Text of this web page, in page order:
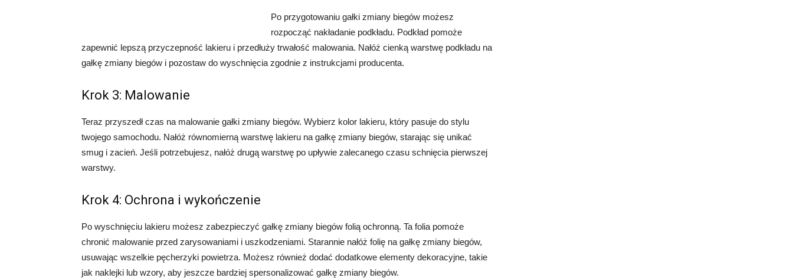
Po przygotowaniu gałki zmiany biegów możesz
rozpocząć nakładanie podkładu. Podkład pomoże
zapewnić lepszą przyczepność lakieru i przedłuży trwałość malowania. Nałóż cienką warstwę podkładu na
gałkę zmiany biegów i pozostaw do wyschnięcia zgodnie z instrukcjami producenta.
Krok 3: Malowanie
Teraz przyszedł czas na malowanie gałki zmiany biegów. Wybierz kolor lakieru, który pasuje do stylu
twojego samochodu. Nałóż równomierną warstwę lakieru na gałkę zmiany biegów, starając się unikać
smug i zacień. Jeśli potrzebujesz, nałóż drugą warstwę po upływie zalecanego czasu schnięcia pierwszej
warstwy.
Krok 4: Ochrona i wykończenie
Po wyschnięciu lakieru możesz zabezpieczyć gałkę zmiany biegów folią ochronną. Ta folia pomoże
chronić malowanie przed zarysowaniami i uszkodzeniami. Starannie nałóż folię na gałkę zmiany biegów,
usuwając wszelkie pęcherzyki powietrza. Możesz również dodać dodatkowe elementy dekoracyjne, takie
jak naklejki lub wzory, aby jeszcze bardziej spersonalizować gałkę zmiany biegów.